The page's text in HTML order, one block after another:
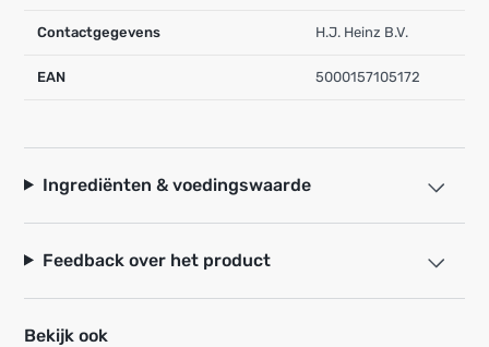
Contactgegevens H.J. Heinz B.V.
EAN 5000157105172
Ingrediënten & voedingswaarde
Feedback over het product
Bekijk ook